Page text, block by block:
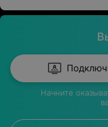
Начните